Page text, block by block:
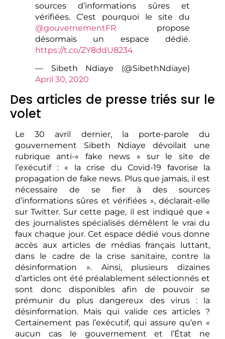
sources d’informations sûres et
vérifiées. C’est pourquoi le site du
@gouvernementFR propose
désormais un espace dédié.
https://t.co/ZY8ddU8234
— Sibeth Ndiaye (@SibethNdiaye)
April 30, 2020
Des articles de presse triés sur le
volet
Le 30 avril dernier, la porte-parole du
gouvernement Sibeth Ndiaye dévoilait une
rubrique anti-« fake news » sur le site de
l’exécutif : « la crise du Covid-19 favorise la
propagation de fake news. Plus que jamais, il est
nécessaire de se fier à des sources
d’informations sûres et vérifiées », déclarait-elle
sur Twitter. Sur cette page, il est indiqué que «
des journalistes spécialisés démêlent le vrai du
faux chaque jour. Cet espace dédié vous donne
accès aux articles de médias français luttant,
dans le cadre de la crise sanitaire, contre la
désinformation ». Ainsi, plusieurs dizaines
d’articles ont été préalablement sélectionnés et
sont donc disponibles afin de pouvoir se
prémunir du plus dangereux des virus : la
désinformation. Mais qui valide ces articles ?
Certainement pas l’exécutif, qui assure qu’en «
aucun cas le gouvernement et l’État ne